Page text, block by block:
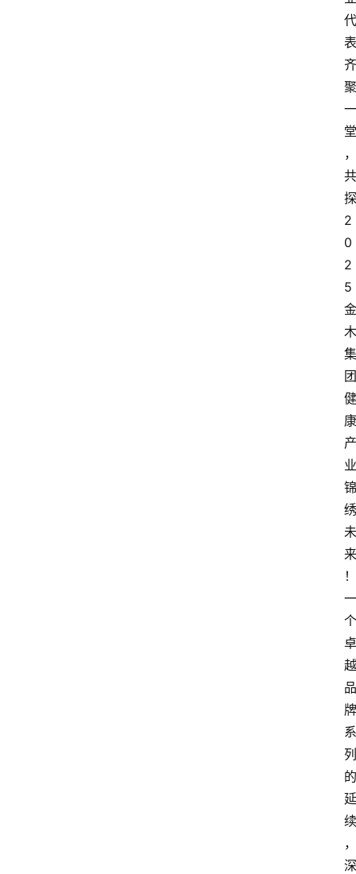
代
表
齐
聚
一
堂
，
共
探
2
0
2
5
金
木
集
团
健
康
产
业
锦
绣
未
来
！
一
个
卓
越
品
牌
系
列
的
延
续
，
深